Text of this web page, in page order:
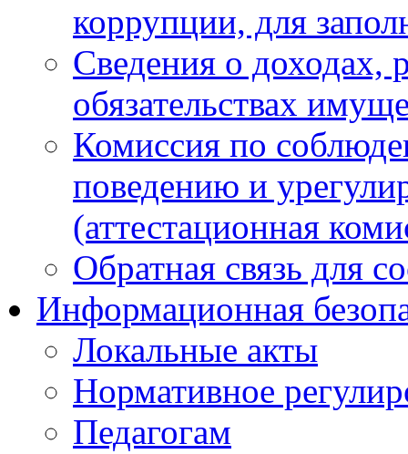
коррупции, для
Сведения о доходах,
обязательствах
Комиссия по
поведению и
(аттестационная
Обратная связь для
Информационная
Локальные акты
Нормативное
Педагогам